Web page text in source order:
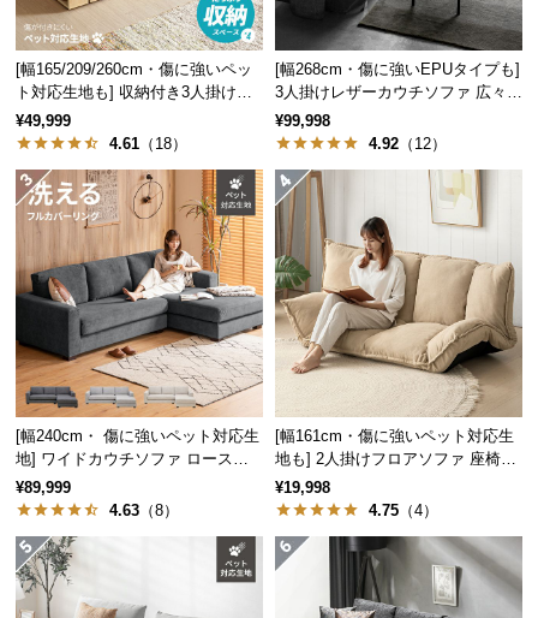
つ
い
て
搬
経
路
つ
い
返
品・
キ
ャ
ン
セ
ル
に
つ
[幅165/209/260cm・傷に強いペッ
ト対応生地も] 収納付き3人掛け多
機能ソファ
¥49,999
4.61 （18）
[幅268cm・傷に強いEPUタイプも]
3人掛けレザーカウチソファ 広々設
計 高級感
¥99,998
4.92 （12）
[幅240cm・ 傷に強いペット対応生
地] ワイドカウチソファ ロースタ
イル
¥89,999
4.63 （8）
[幅161cm・傷に強いペット対応生
地も] 2人掛けフロアソファ 座椅子
タイプ リクライニング
¥19,998
4.75 （4）